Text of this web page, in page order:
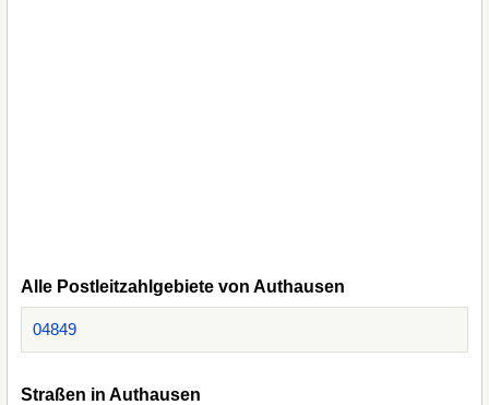
Alle Postleitzahlgebiete von Authausen
04849
Straßen in Authausen